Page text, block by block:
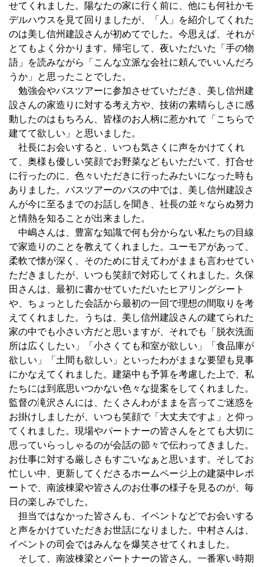
せてくれました。陽なたの家に行く前に、他にも何社かモ
デルハウスを見て回りましたが、「人」を紹介してくれた
のは美し信州建設さんが初めてでした。今思えば、それが
とてもよく分かります。帰宅して、夜いただいた「手の物
語」を読みながら「こんな立派な会社に頼んでいいんだろ
うか」と思ったことでした。
勉強会やバスツアーに参加させていただき、美し信州建
設さんの家造りに対する考え方や、技術の素晴らしさに感
動したのはもちろん、皆様のお人柄に惹かれて「こちらで
建てて欲しい」と思いました。
社長にお会いすると、いつも気さくに声をかけてくれ
て、奥様も優しい笑顔でお野菜などもいただいて、打合せ
に行ったのに、色々いただきに行ったみたいになった時も
ありました。バスツアーのバスの中では、美し信州建設さ
んが今に至るまでのお話しを聞き、社長の並々ならぬ努力
と情熱を知ることが出来ました。
中嶋さんは、豊富な知識で何も分からない私たちの目線
で家造りのことを教えてくれました。ユーモアがあって、
柔軟で懐が深く、そのために甘えてわがままも言わせてい
ただきましたが、いつも笑顔で対応してくれました。久保
田さんは、最初に書かせていただいたヒアリングシート
や、ちょっとした会話から最初の一回で理想の間取りを考
えてくれました。うちは、美し信州建設さんの建てられた
家の中でも小さい方だと思いますが、それでも「脱衣洗面
所は広くしたい」「小さくても和室が欲しい」「食品庫が
欲しい」「土間も欲しい」といったわがままな要望も見事
にかなえてくれました。建築中も予算を考慮した上で、私
たちには到底思いつかない色々な提案をしてくれました。
監督の滝沢さんには、たくさんわがままを言ってご迷惑を
お掛けしましたが、いつも笑顔で「大丈夫ですよ」と仰っ
てくれました。現場やパートナーの皆さんをとても大切に
思っていらっしゃるのが会話の節々で伝わってきました。
お仕事に対する厳しさもすごいなぁと思います。そしてお
忙しい中、更新してくださるホームページ上の建築中レポ
ートで、南波棟梁や皆さんのお仕事の様子を見るのが、毎
日の楽しみでした。
担当ではなかった皆さんも、イベントなどでお会いする
と声をかけていただきお世話になりました。中村さんは、
イベントの司会ではみんなを爆笑させてくれました。
そして、南波棟梁とパートナーの皆さん。一番寒い時期